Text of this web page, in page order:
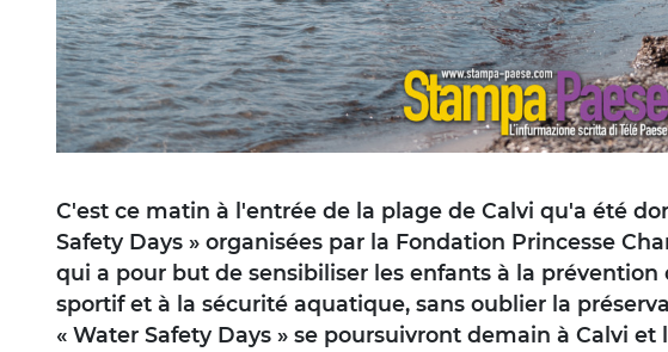
C'est ce matin à l'entrée de la plage de Calvi qu'a été
Safety Days » organisées par la Fondation Princesse
qui a pour but de sensibiliser les enfants à la prévention
sportif et à la sécurité aquatique, sans oublier la
« Water Safety Days » se poursuivront demain à Calvi et